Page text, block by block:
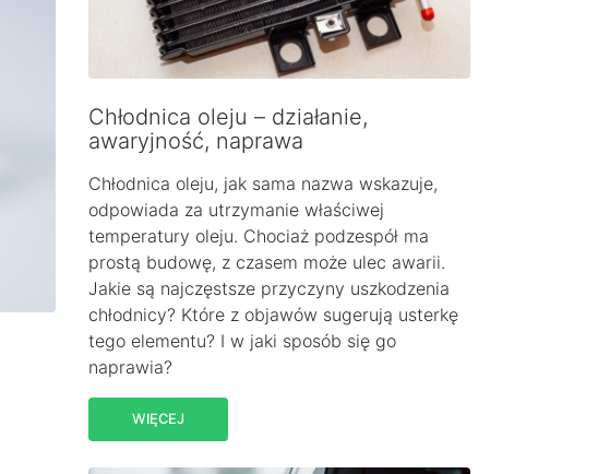
Chłodnica oleju – działanie,
awaryjność, naprawa
Chłodnica oleju, jak sama nazwa wskazuje,
odpowiada za utrzymanie właściwej
temperatury oleju. Chociaż podzespół ma
prostą budowę, z czasem może ulec awarii.
Jakie są najczęstsze przyczyny uszkodzenia
chłodnicy? Które z objawów sugerują usterkę
tego elementu? I w jaki sposób się go
naprawia?
WIĘCEJ